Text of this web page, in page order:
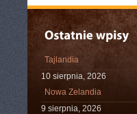
Tajlandia
10 sierpnia, 2026
Nowa Zelandia
9 sierpnia, 2026